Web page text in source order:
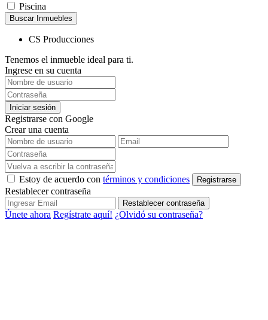
Piscina
Buscar Inmuebles
CS Producciones
Tenemos el inmueble ideal para ti.
Ingrese en su cuenta
Iniciar sesión
Registrarse con Google
Crear una cuenta
Estoy de acuerdo con términos y condiciones Registrarse
Restablecer contraseña
Restablecer contraseña
Únete ahora Regístrate aquí! ¿Olvidó su contraseña?